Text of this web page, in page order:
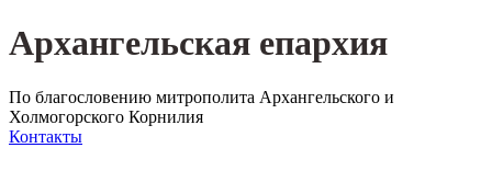
Архангельская епархия
По благословению митрополита Архангельского и
Холмогорского Корнилия
Контакты